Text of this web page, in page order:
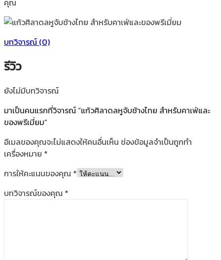
คุณ
บทวิจารณ์ (0)
รีวิว
ยังไม่มีบทวิจารณ์
มาเป็นคนแรกที่วิจารณ์ “แก้วศิลาดลหูจับช้างไทย สำหรับคาเฟ่และ
ของพรีเมี่ยม”
อีเมลของคุณจะไม่แสดงให้คนอื่นเห็น ช่องข้อมูลจำเป็นถูกทำ
เครื่องหมาย *
การให้คะแนนของคุณ *
บทวิจารณ์ของคุณ *